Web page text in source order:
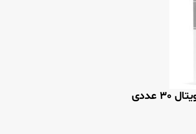
عددی